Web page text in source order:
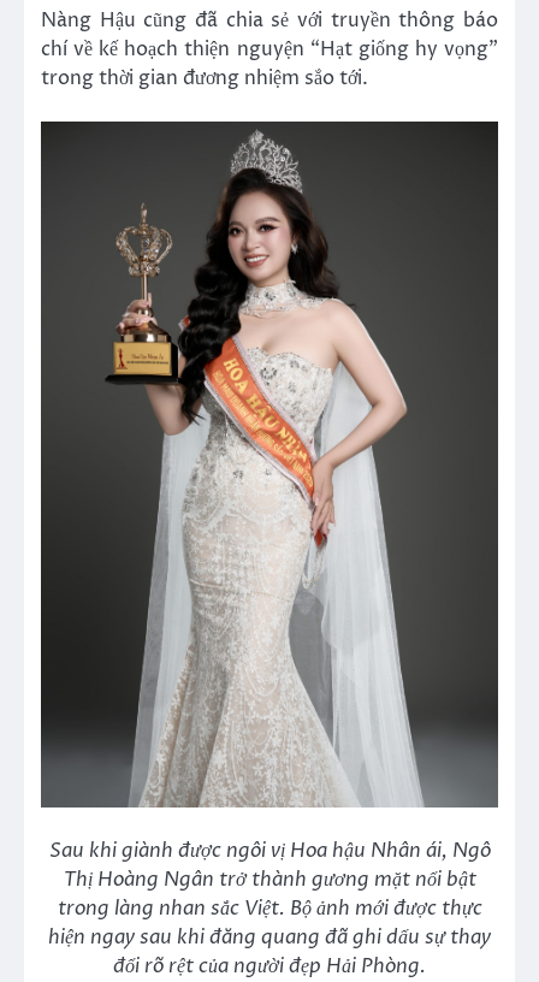
Nàng Hậu cũng đã chia sẻ với truyền thông báo
chí về kế hoạch thiện nguyện “Hạt giống hy vọng”
trong thời gian đương nhiệm sắo tới.
Sau khi giành được ngôi vị Hoa hậu Nhân ái, Ngô
Thị Hoàng Ngân trở thành gương mặt nổi bật
trong làng nhan sắc Việt. Bộ ảnh mới được thực
hiện ngay sau khi đăng quang đã ghi dấu sự thay
đổi rõ rệt của người đẹp Hải Phòng.